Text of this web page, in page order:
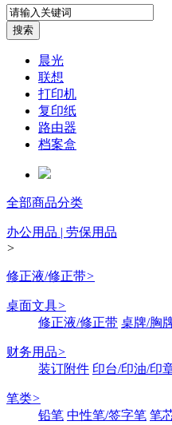
晨光
联想
打印机
复印纸
路由器
档案盒
全部商品分类
办公用品 | 劳保用品
>
修正液/修正带>
桌面文具>
修正液/修正带 桌牌/胸
财务用品>
装订附件 印台/印油/印
笔类>
铅笔 中性笔/签字笔 笔